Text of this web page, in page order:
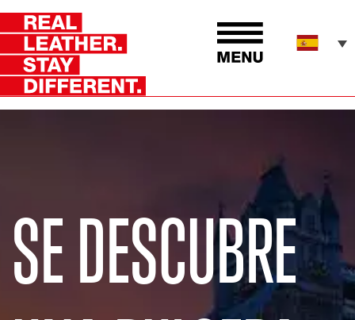
SE DESCUBRE